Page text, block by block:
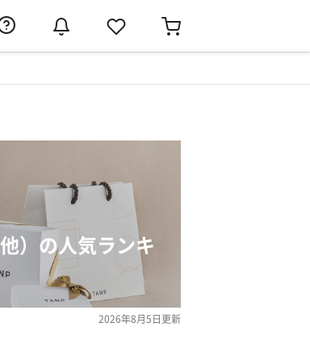
）の人気ランキ
2026年8月5日更新